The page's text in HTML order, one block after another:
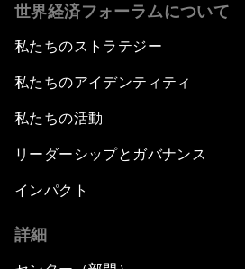
世界経済フォーラムについて
私たちのストラテジー
私たちのアイデンティティ
私たちの活動
リーダーシップとガバナンス
インパクト
詳細